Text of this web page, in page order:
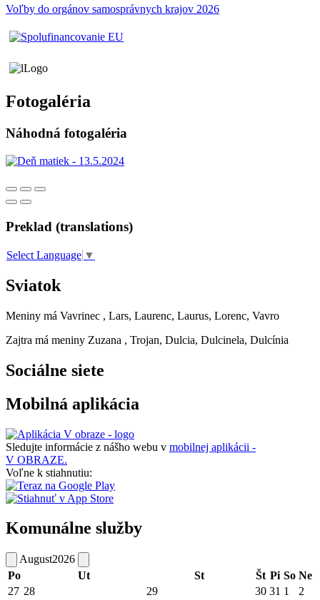
Voľby do orgánov samosprávnych krajov 2026
Fotogaléria
Náhodná fotogaléria
Preklad (translations)
Select Language ▼
Sviatok
Meniny má Vavrinec , Lars, Laurenc, Laurus, Lorenc, Vavro
Zajtra má meniny Zuzana , Trojan, Dulcia, Dulcinela, Dulcínia
Sociálne siete
Mobilná aplikácia
Sledujte informácie z nášho webu v mobilnej aplikácii -
V OBRAZE.
Voľne k stiahnutiu:
Komunálne služby
August2026
Po
Ut St Št Pi So Ne
27 28 29 30 31 1 2